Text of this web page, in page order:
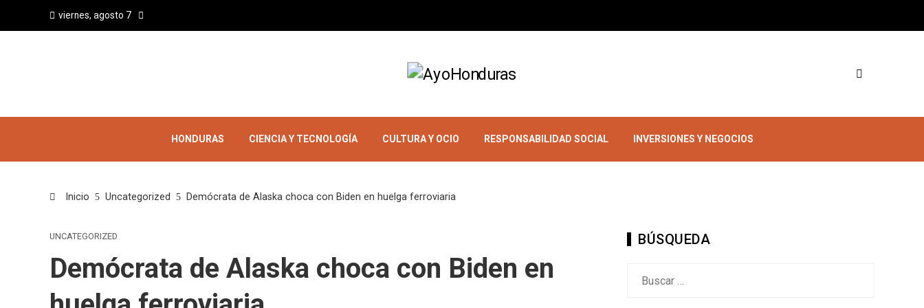
viernes, agosto 7
HONDURAS CIENCIA Y TECNOLOGÍA CULTURA Y OCIO RESPONSABILIDAD SOCIAL INVERSIONES Y NEGOCIOS
Inicio Uncategorized Demócrata de Alaska choca con Biden en huelga ferroviaria
UNCATEGORIZED
Demócrata de Alaska choca con Biden en
BÚSQUEDA